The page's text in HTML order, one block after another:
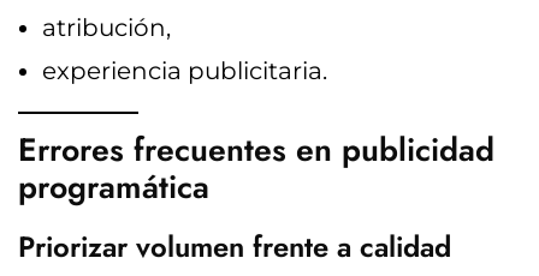
atribución,
experiencia publicitaria.
Errores frecuentes en publicidad
programática
Priorizar volumen frente a calidad